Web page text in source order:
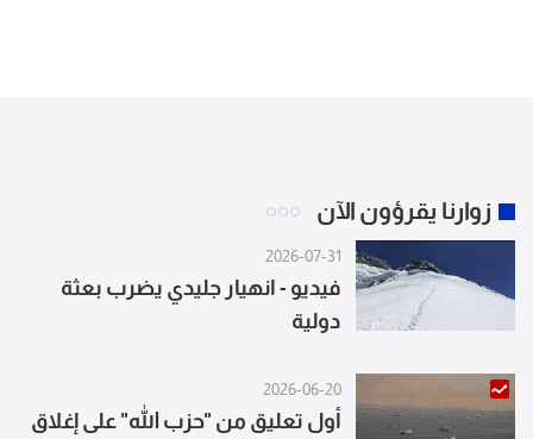
زوارنا يقرؤون الآن
2026-07-31
فيديو - انهيار جليدي يضرب بعثة
دولية
2026-06-20
أول تعليق من "حزب الله" على إغلاق